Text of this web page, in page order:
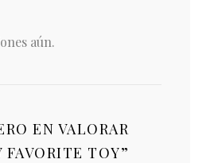
aún.
EN VALORAR
FAVORITE TOY”